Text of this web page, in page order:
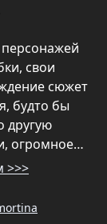
персонажей
свои
сюжет
будто бы
другую
огромное…
>>>